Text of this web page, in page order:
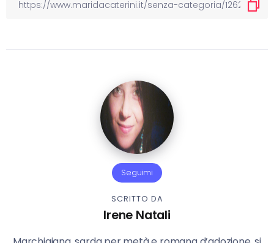
Seguimi
SCRITTO DA
Irene Natali